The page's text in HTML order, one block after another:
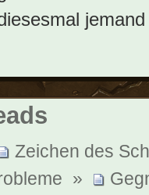
Zeichen des
»